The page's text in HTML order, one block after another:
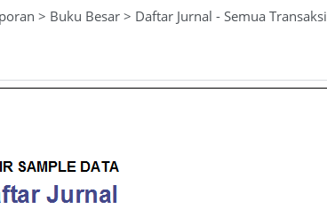
> Buku Besar > Daftar Jurnal - Semua Transaksi